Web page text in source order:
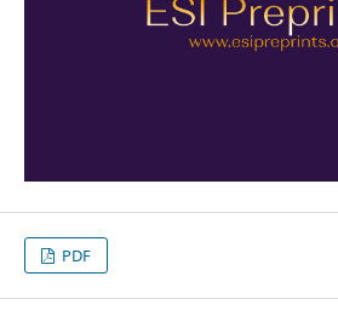
PDF